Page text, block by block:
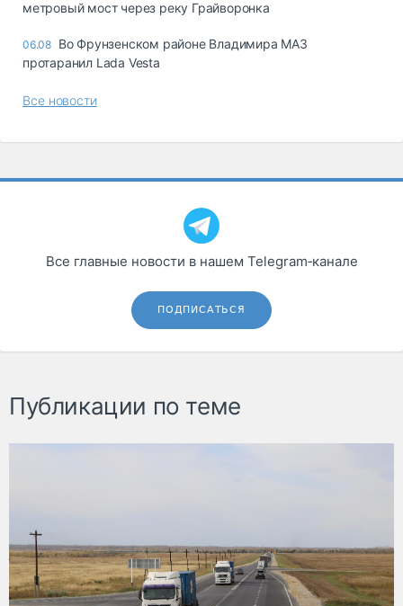
метровый мост через реку Грайворонка
06.08 Во Фрунзенском районе Владимира МАЗ
протаранил Lada Vesta
Все новости
Все главные новости в нашем Telegram‑канале
ПОДПИСАТЬСЯ
Публикации по теме